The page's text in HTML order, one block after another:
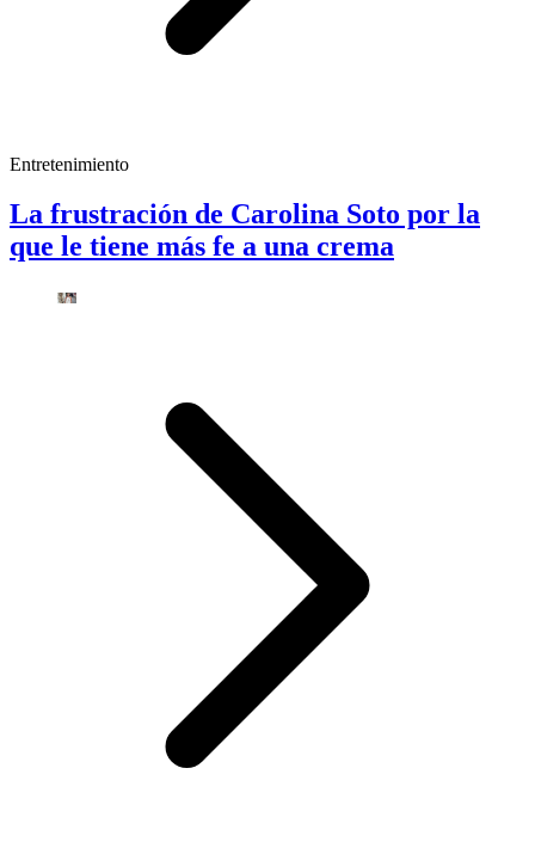
Entretenimiento
La frustración de Carolina Soto por la
que le tiene más fe a una crema